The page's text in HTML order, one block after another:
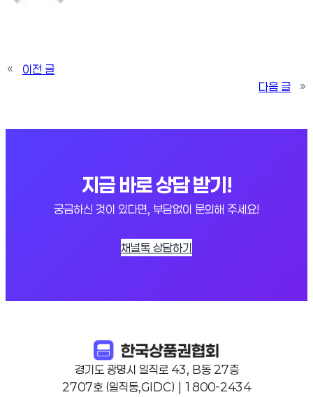
«
이전 글
다음 글
»
지금 바로 상담 받기!
궁금하신 것이 있다면, 부담없이 문의해 주세요!
채널톡 상담하기
경기도 광명시 일직로 43, B동 27층
2707호 (일직동,GIDC) | 1800-2434